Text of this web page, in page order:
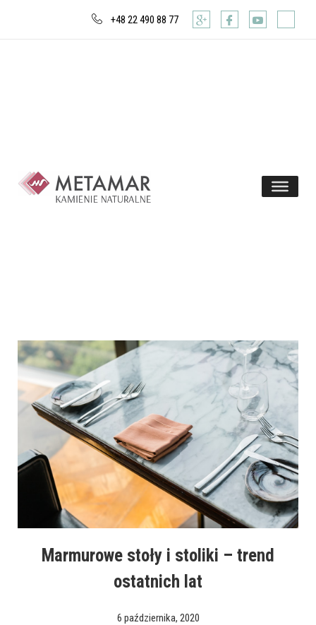
+48 22 490 88 77
Marmurowe stoły i stoliki – trend
ostatnich lat
6 października, 2020